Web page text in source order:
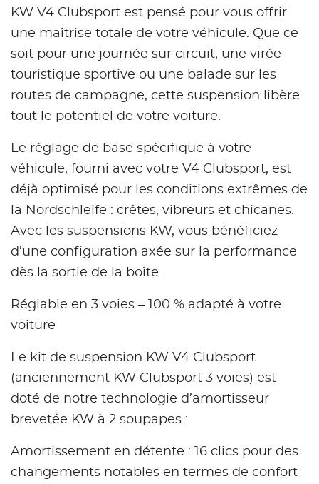
KW V4 Clubsport est pensé pour vous offrir
une maîtrise totale de votre véhicule. Que ce
soit pour une journée sur circuit, une virée
touristique sportive ou une balade sur les
routes de campagne, cette suspension libère
tout le potentiel de votre voiture.
Le réglage de base spécifique à votre
véhicule, fourni avec votre V4 Clubsport, est
déjà optimisé pour les conditions extrêmes de
la Nordschleife : crêtes, vibreurs et chicanes.
Avec les suspensions KW, vous bénéficiez
d’une configuration axée sur la performance
dès la sortie de la boîte.
Réglable en 3 voies – 100 % adapté à votre
voiture
Le kit de suspension KW V4 Clubsport
(anciennement KW Clubsport 3 voies) est
doté de notre technologie d’amortisseur
brevetée KW à 2 soupapes :
Amortissement en détente : 16 clics pour des
changements notables en termes de confort